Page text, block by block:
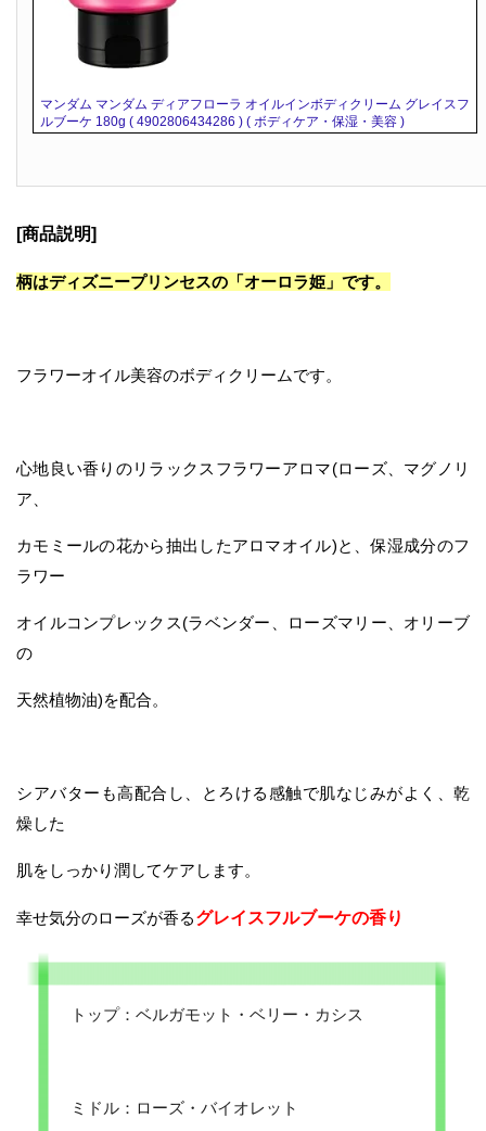
マンダム マンダム ディアフローラ オイルインボディクリーム グレイスフ
ルブーケ 180g ( 4902806434286 ) ( ボディケア・保湿・美容 )
[商品説明]
柄はディズニープリンセスの「オーロラ姫」です。
フラワーオイル美容のボディクリームです。
心地良い香りのリラックスフラワーアロマ(ローズ、マグノリ
ア、
カモミールの花から抽出したアロマオイル)と、保湿成分のフ
ラワー
オイルコンプレックス(ラベンダー、ローズマリー、オリーブ
の
天然植物油)を配合。
シアバターも高配合し、とろける感触で肌なじみがよく、乾
燥した
肌をしっかり潤してケアします。
幸せ気分のローズが香るグレイスフルブーケの香り
トップ：ベルガモット・ベリー・カシス
ミドル：ローズ・バイオレット